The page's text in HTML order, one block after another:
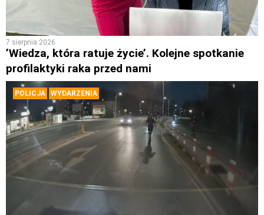
7 sierpnia 2026
’Wiedza, która ratuje życie’. Kolejne spotkanie
profilaktyki raka przed nami
POLICJA WYDARZENIA